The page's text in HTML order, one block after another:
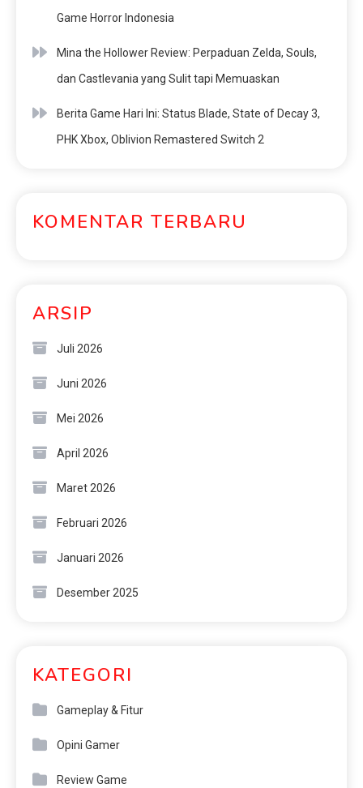
Game Horror Indonesia
Mina the Hollower Review: Perpaduan Zelda, Souls,
dan Castlevania yang Sulit tapi Memuaskan
Berita Game Hari Ini: Status Blade, State of Decay 3,
PHK Xbox, Oblivion Remastered Switch 2
KOMENTAR TERBARU
ARSIP
Juli 2026
Juni 2026
Mei 2026
April 2026
Maret 2026
Februari 2026
Januari 2026
Desember 2025
KATEGORI
Gameplay & Fitur
Opini Gamer
Review Game